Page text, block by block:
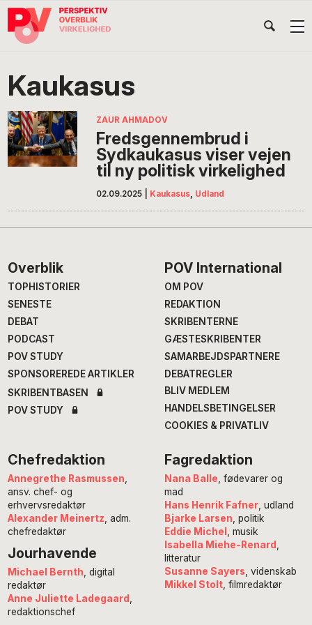
Gå
direkte
navigation
Skip
indhold
Gå
direkte
POV
International
Kaukasus
ZAUR AHMADOV
Fredsgennembrud i
Sydkaukasus viser vejen
til ny politisk virkelighed
02.09.2025 Kaukasus, Udland
Footer
Overblik
TOPHISTORIER
SENESTE
DEBAT
PODCAST
POV STUDY
SPONSOREREDE ARTIKLER
SKRIBENTBASEN
POV STUDY
POV International
OM POV
REDAKTION
SKRIBENTERNE
GÆSTESKRIBENTER
SAMARBEJDSPARTNERE
DEBATREGLER
BLIV MEDLEM
HANDELSBETINGELSER
COOKIES & PRIVATLIV
Chefredaktion
Annegrethe Rasmussen
ansv. chef- og
erhvervsredaktør
Alexander Meinertz , adm.
chefredaktør
Jourhavende
Michael Bernth , digital
redaktør
Anne Juliette Ladegaard
redaktionschef
Fagredaktion
Nana Balle , fødevarer og
mad
Hans Henrik Fafner, udland
Bjarke Larsen , politik
Eddie Michel
, musik
Isabella Miehe-Renard
litteratur
Susanne Sayers , videnskab
Mikkel Stolt, filmredaktør